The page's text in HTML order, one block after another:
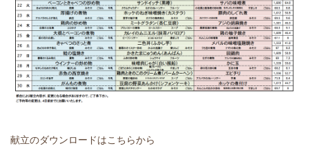
献立のダウンロードはこちらから